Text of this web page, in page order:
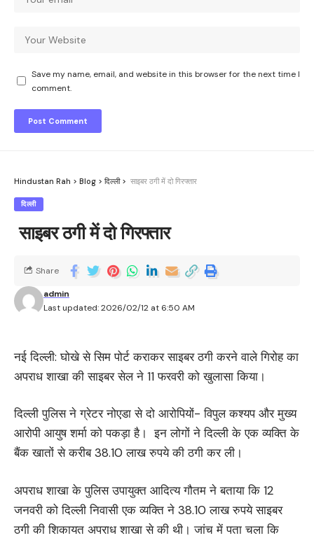
Save my name, email, and website in this browser for the next time I
comment.
Hindustan Rah > Blog > दिल्ली> साइबर ठगी में दो गिरफ्तार
दिल्ली
साइबर ठगी में दो गिरफ्तार
Last updated: 2026/02/12 at 6:50 AM
admin
Share
नई दिल्ली: घोखे से सिम पोर्ट कराकर साइबर ठगी करने वाले गिरोह का
अपराध शाखा की साइबर सेल ने 11 फरवरी को खुलासा किया।
दिल्ली पुलिस ने ग्रेटर नोएडा से दो आरोपियों- विपुल कश्यप और मुख्य
आरोपी आयुष शर्मा को पकड़ा है। इन लोगों ने दिल्ली के एक व्यक्ति के
बैंक खातों से करीब 38.10 लाख रुपये की ठगी कर ली।
अपराध शाखा के पुलिस उपायुक्त आदित्य गौतम ने बताया कि 12
जनवरी को दिल्ली निवासी एक व्यक्ति ने 38.10 लाख रुपये साइबर
ठगी की शिकायत अपराध शाखा से की थी। जांच में पता चला कि